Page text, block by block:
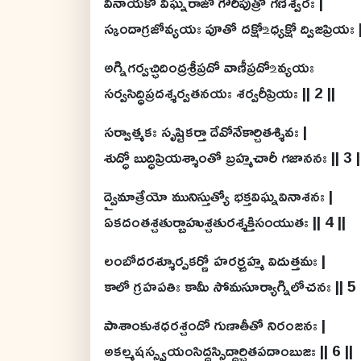
స్కందాగ్రజోవ్యయః పూతో దక్షో ‌உధ్యక్షో
అగ్నిగర్వచ్ఛిదింద్రశ్రీప్రదో వాణీప్రదో ‌உవ్యయః
సర్వసిద్ధిప్రదశ్శర్వతనయః శర్వరీప్రియః || 2 ||
సర్వాత్మకః సృష్టికర్తా దేవోనేకార్చితశ్శివః |
శుద్ధో బుద్ధిప్రియశ్శాంతో బ్రహ్మచారీ గజాననః || 3
ద్వైమాత్రేయో మునిస్తుత్యో భక్తవిఘ్నవినాశనః |
ఏకదంతశ్చతుర్బాహుశ్చతురశ్శక్తిసంయుతః || 4 ||
లంబోదరశ్శూర్పకర్ణో హరర్బ్రహ్మ విదుత్తమః |
కాలో గ్రహపతిః కామీ సోమసూర్యాగ్నిలోచనః || 5
పాశాంకుశధరశ్చండో గుణాతీతో నిరంజనః |
అకల్మషస్స్వయంసిద్ధస్సిద్ధార్చితపదాంబుజః || 6 ||